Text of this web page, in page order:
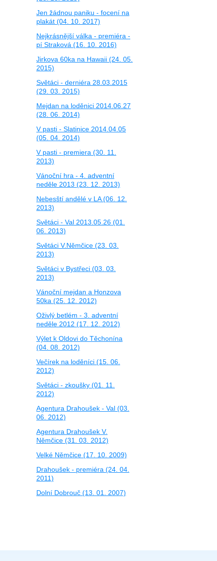
Jen žádnou paniku - focení na
plakát (04. 10. 2017)
Nejkrásnější válka - premiéra -
pí Straková (16. 10. 2016)
Jirkova 60ka na Hawaii (24. 05.
2015)
Světáci - derniéra 28.03.2015
(29. 03. 2015)
Mejdan na loděnici 2014.06.27
(28. 06. 2014)
V pasti - Slatinice 2014.04.05
(05. 04. 2014)
V pasti - premiera (30. 11.
2013)
Vánoční hra - 4. adventní
neděle 2013 (23. 12. 2013)
Nebesští andělé v LA (06. 12.
2013)
Světáci - Val 2013.05.26 (01.
06. 2013)
Světáci V.Němčice (23. 03.
2013)
Světáci v Bystřeci (03. 03.
2013)
Vánoční mejdan a Honzova
50ka (25. 12. 2012)
Oživlý betlém - 3. adventní
neděle 2012 (17. 12. 2012)
Výlet k Oldovi do Těchonína
(04. 08. 2012)
Večírek na loděníci (15. 06.
2012)
Světáci - zkoušky (01. 11.
2012)
Agentura Drahoušek - Val (03.
06. 2012)
Agentura Drahoušek V.
Němčice (31. 03. 2012)
Velké Němčice (17. 10. 2009)
Drahoušek - premiéra (24. 04.
2011)
Dolní Dobrouč (13. 01. 2007)